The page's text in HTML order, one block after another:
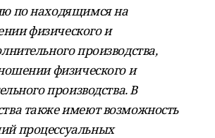
по находящимся на
физического и
производства,
физического и
производства. В
также имеют возможность
процессуальных